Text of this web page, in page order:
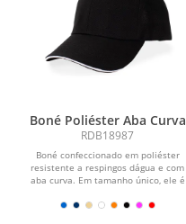
Boné Poliéster Aba Curva
RDB18987
Boné confeccionado em poliéster
resistente a respingos dágua e com
aba curva. Em tamanho único, ele é